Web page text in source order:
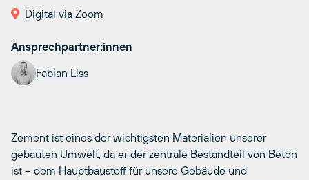
Digital via Zoom
Ansprechpartner:innen
Fabian Liss
Zement ist eines der wichtigsten Materialien unserer
gebauten Umwelt, da er der zentrale Bestandteil von Beton
ist – dem Hauptbaustoff für unsere Gebäude und